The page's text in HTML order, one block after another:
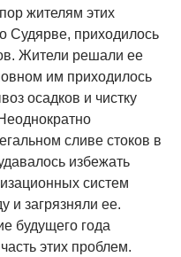
жителям этих
Судярве, приходилось
Жители решали ее
им приходилось
осадков и чистку
сливе стоков в
избежать
систем
и загрязняли ее.
будущего года
этих проблем.